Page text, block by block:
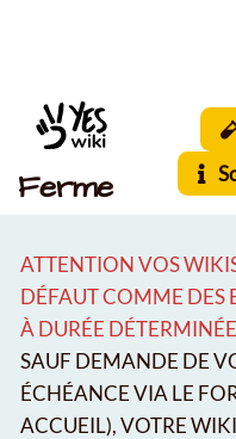
Ferme
ATTENTION VOS
DÉFAUT COMME DES
À DURÉE
SAUF DEMANDE DE
ÉCHÉANCE VIA LE
ACCUEIL), VOTRE